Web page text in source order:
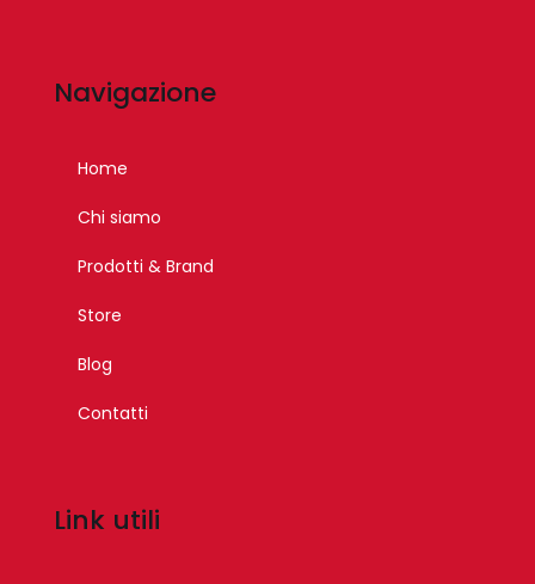
Navigazione
Home
Chi siamo
Prodotti & Brand
Store
Blog
Contatti
Link utili